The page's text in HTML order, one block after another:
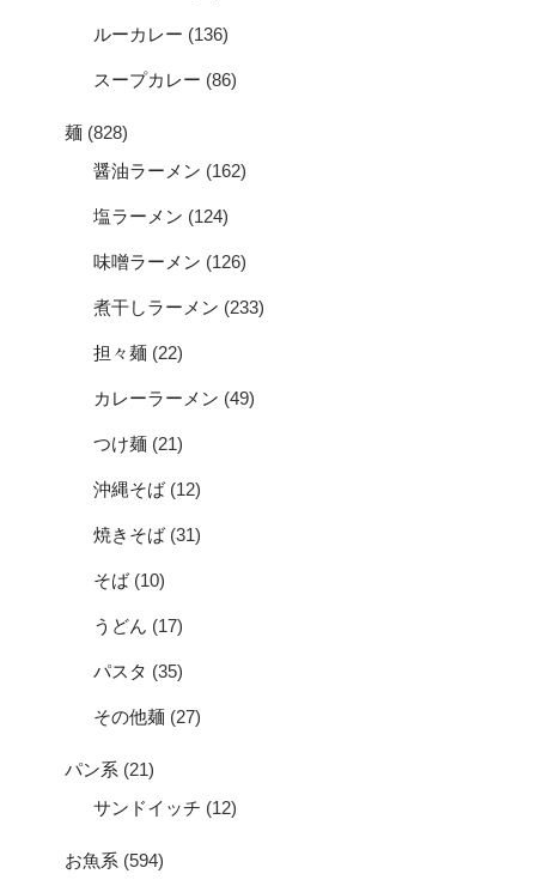
ルーカレー (136)
スープカレー (86)
麺 (828)
醤油ラーメン (162)
塩ラーメン (124)
味噌ラーメン (126)
煮干しラーメン (233)
担々麺 (22)
カレーラーメン (49)
つけ麺 (21)
沖縄そば(12)
焼きそば(31)
そば(10)
うどん (17)
パスタ (35)
その他麺 (27)
パン系 (21)
サンドイッチ (12)
お魚系 (594)